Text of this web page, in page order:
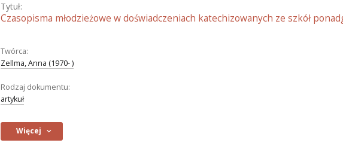
Tytuł:
Czasopisma młodzieżowe w doświadczeniach katechizowanych ze szkół
Twórca:
Zellma, Anna (1970- )
Rodzaj dokumentu:
artykuł
Więcej